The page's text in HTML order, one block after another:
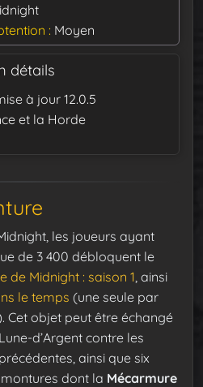
Moyen
détails
à jour 12.0.5
et la Horde
les joueurs ayant
de 3 400 débloquent le
de Midnight : saison 1 , ainsi
le temps (une seule par
Cet objet peut être échangé
d’Argent contre les
ainsi que six
dont la Mécarmure